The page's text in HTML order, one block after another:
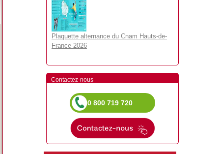
Plaquette alternance du Cnam Hauts-de-
France 2026
Contactez-nous
0 800 719 720